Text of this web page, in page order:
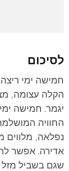
לסיכום
חמישה ימי
הקלה עצומה,
יגמר. חמישה
החוויה
נפלאה, מלווים
אדירה. אפשר
שגם בשביל מזל